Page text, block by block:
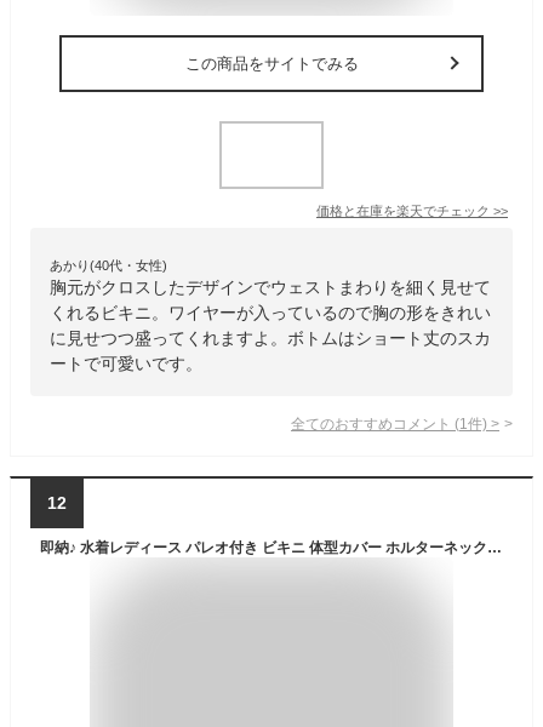
この商品をサイトでみる
価格と在庫を楽天でチェック >>
あかり(40代・女性)
胸元がクロスしたデザインでウェストまわりを細く見せて
くれるビキニ。ワイヤーが入っているので胸の形をきれい
に見せつつ盛ってくれますよ。ボトムはショート丈のスカ
ートで可愛いです。
全てのおすすめコメント (1 件) >
12
即納♪ 水着レディース パレオ付き ビキニ 体型カバー ホルターネック 嬉しい 3点セット ワイヤー入り バスト 盛れる レディスmizugiみずぎ ハワイ セクシー ダンス 海外セレブ 愛用リゾート ビーチMIZUGI-305